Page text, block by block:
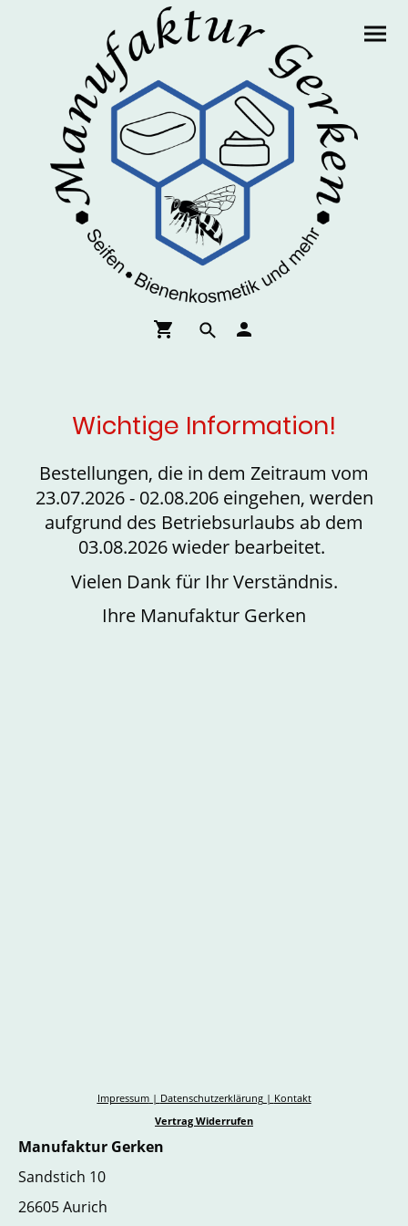
Wichtige Information!
Bestellungen, die in dem Zeitraum vom
23.07.2026 - 02.08.206 eingehen, werden
aufgrund des Betriebsurlaubs ab dem
03.08.2026 wieder bearbeitet.
Vielen Dank für Ihr Verständnis.
Ihre Manufaktur Gerken
Impressum| Datenschutzerklärung| Kontakt
Vertrag Widerrufen
Manufaktur Gerken
Sandstich 10
26605 Aurich